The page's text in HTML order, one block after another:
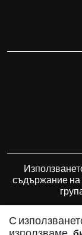
С
съдържание на
© 2010